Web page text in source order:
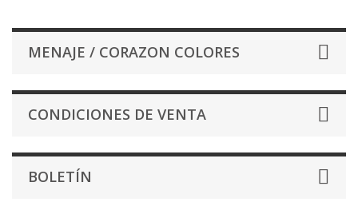
MENAJE / CORAZON COLORES
CONDICIONES DE VENTA
BOLETÍN